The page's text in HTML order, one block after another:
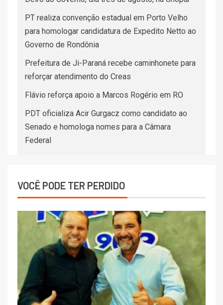
PT realiza convenção estadual em Porto Velho
para homologar candidatura de Expedito Netto ao
Governo de Rondônia
Prefeitura de Ji-Paraná recebe caminhonete para
reforçar atendimento do Creas
Flávio reforça apoio a Marcos Rogério em RO
PDT oficializa Acir Gurgacz como candidato ao
Senado e homologa nomes para a Câmara
Federal
VOCÊ PODE TER PERDIDO